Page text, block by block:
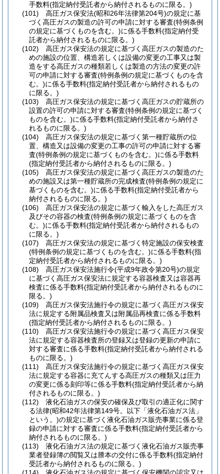
手数料(指定納付受託者から納付されるものに限る。)
(101)
高圧ガス保安法(昭和26年法律第204号)の規定に基
づく高圧ガスの製造の許可の申請に対する審査(特例条例
の規定に基づくものを含む。)に係る手数料(指定納付受
託者から納付されるものに限る。)
(102)
高圧ガス保安法の規定に基づく高圧ガスの製造のた
めの施設の位置、構造若しくは設備の変更の工事又は製
造をする高圧ガスの種類若しくは製造の方法の変更の許
可の申請に対する審査(特例条例の規定に基づくものを含
む。)に係る手数料(指定納付受託者から納付されるもの
に限る。)
(103)
高圧ガス保安法の規定に基づく高圧ガスの貯蔵所の
設置の許可の申請に対する審査(特例条例の規定に基づく
ものを含む。)に係る手数料(指定納付受託者から納付さ
れるものに限る。)
(104)
高圧ガス保安法の規定に基づく第一種貯蔵所の位
置、構造又は設備の変更の工事の許可の申請に対する審
査(特例条例の規定に基づくものを含む。)に係る手数料
(指定納付受託者から納付されるものに限る。)
(105)
高圧ガス保安法の規定に基づく高圧ガスの製造のた
めの施設又は第一種貯蔵所の完成検査(特例条例の規定に
基づくものを含む。)に係る手数料(指定納付受託者から
納付されるものに限る。)
(106)
高圧ガス保安法の規定に基づく輸入をした高圧ガス
及びその容器の検査(特例条例の規定に基づくものを含
む。)に係る手数料(指定納付受託者から納付されるもの
に限る。)
(107)
高圧ガス保安法の規定に基づく特定施設の保安検査
(特例条例の規定に基づくものを含む。)に係る手数料(指
定納付受託者から納付されるものに限る。)
(108)
高圧ガス保安法施行令(平成9年政令第20号)の規定
に基づく高圧ガス保安法に規定する容器検査又は容器再
検査に係る手数料(指定納付受託者から納付されるものに
限る。)
(109)
高圧ガス保安法施行令の規定に基づく高圧ガス保安
法に規定する附属品検査又は附属品再検査に係る手数料
(指定納付受託者から納付されるものに限る。)
(110)
高圧ガス保安法施行令の規定に基づく高圧ガス保安
法に規定する容器検査所の登録又は登録の更新の申請に
対する審査に係る手数料(指定納付受託者から納付される
ものに限る。)
(111)
高圧ガス保安法施行令の規定に基づく高圧ガス保安
法に規定する容器に充てんする高圧ガスの種類又は圧力
の変更に係る刻印等に係る手数料(指定納付受託者から納
付されるものに限る。)
(112)
液化石油ガスの保安の確保及び取引の適正化に関す
る法律(昭和42年法律第149号。以下「液化石油ガス法」
という。)の規定に基づく液化石油ガス販売事業に係る登
録の申請に対する審査に係る手数料(指定納付受託者から
納付されるものに限る。)
(113)
液化石油ガス法の規定に基づく液化石油ガス販売事
業者登録簿の閲覧又は謄本の交付に係る手数料(指定納付
受託者から納付されるものに限る。)